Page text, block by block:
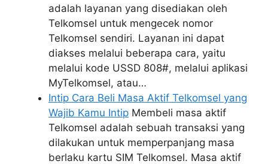
adalah layanan yang disediakan oleh
Telkomsel untuk mengecek nomor
Telkomsel sendiri. Layanan ini dapat
diakses melalui beberapa cara, yaitu
melalui kode USSD 808#, melalui aplikasi
MyTelkomsel, atau…
Intip Cara Beli Masa Aktif Telkomsel yang
Wajib Kamu Intip Membeli masa aktif
Telkomsel adalah sebuah transaksi yang
dilakukan untuk memperpanjang masa
berlaku kartu SIM Telkomsel. Masa aktif